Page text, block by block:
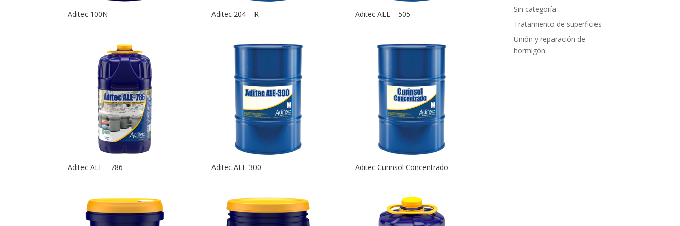
Aditec 100N Aditec 204 – R Aditec ALE – 505
Aditec ALE – 786 Aditec ALE-300 Aditec Curinsol Concentrado
Sin categoría
Tratamiento de superficies
Unión y reparación de
hormigón